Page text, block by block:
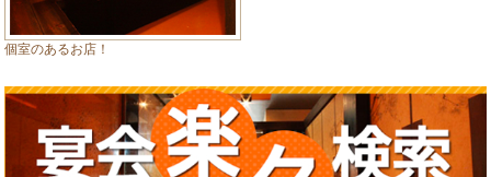
個室のあるお店！